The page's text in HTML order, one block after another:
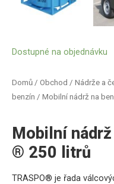
Domů / Obchod / Nádrže a
benzín / Mobilní nádrž na
Mobilní
® 250 litrů
TRASPO® je řada
Dostupné na objednávku